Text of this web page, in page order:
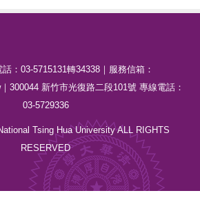
：03-5715131轉34338｜服務信箱：
300044 新竹市光復路二段101號 專線電話：
03-5729336
Tsing Hua University ALL RIGHTS
RESERVED